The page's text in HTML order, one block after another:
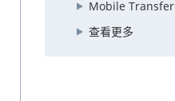
Mobile Transfer
查看更多